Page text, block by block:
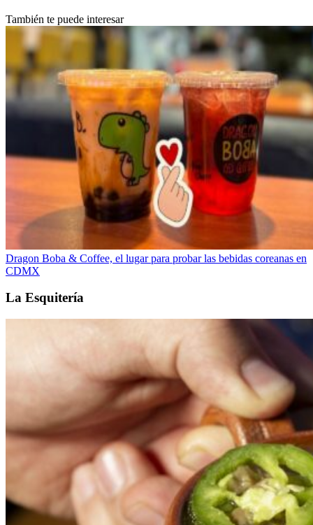
También te puede interesar
Dragon Boba & Coffee, el lugar para probar las bebidas coreanas en
CDMX
La Esquitería